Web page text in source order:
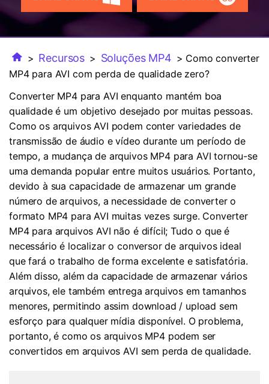
Vídeo/Áudio
Usuários educacionais desfrutam
de até 20% DESC.
Usuários de Filmes
Usuários de DVD
Usuários de Redes Sociais
Usuários de Mac
MAIS SOLUÇÕES
Todas as informações que você precisa para usar o
Vídeo Tutorial
Assista ao tutorial em vídeo para aprender como usar o
Especificaciones Técnicas
Uma lista de todos os formatos, dispositivos e GPUs
suportados pelo UniConverter.
O que há de novo?
Os produtos e atualizações mais recentes.
> Recursos > Soluções MP4 > Como converter
MP4 para AVI com perda de qualidade zero?
Converter MP4 para AVI enquanto mantém boa
qualidade é um objetivo desejado por muitas pessoas.
Como os arquivos AVI podem conter variedades de
transmissão de áudio e vídeo durante um período de
tempo, a mudança de arquivos MP4 para AVI tornou-se
uma demanda popular entre muitos usuários. Portanto,
devido à sua capacidade de armazenar um grande
número de arquivos, a necessidade de converter o
formato MP4 para AVI muitas vezes surge. Converter
MP4 para arquivos AVI não é difícil; Tudo o que é
necessário é localizar o conversor de arquivos ideal
que fará o trabalho de forma excelente e satisfatória.
Além disso, além da capacidade de armazenar vários
arquivos, ele também entrega arquivos em tamanhos
menores, permitindo assim download / upload sem
esforço para qualquer mídia disponível. O problema,
portanto, é como os arquivos MP4 podem ser
convertidos em arquivos AVI sem perda de qualidade.